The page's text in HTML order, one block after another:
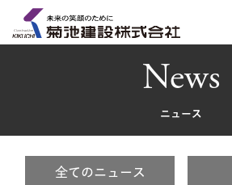
News
ニュース
全てのニュース